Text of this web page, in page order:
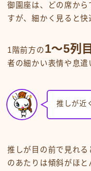
御園座は、どの席から
すが、細かく見ると快
1階前方の 1〜5列目
者の細かい表情や息遣
推しが近
推しが目の前で見れる
のあたりは傾斜がほ
飲み水に